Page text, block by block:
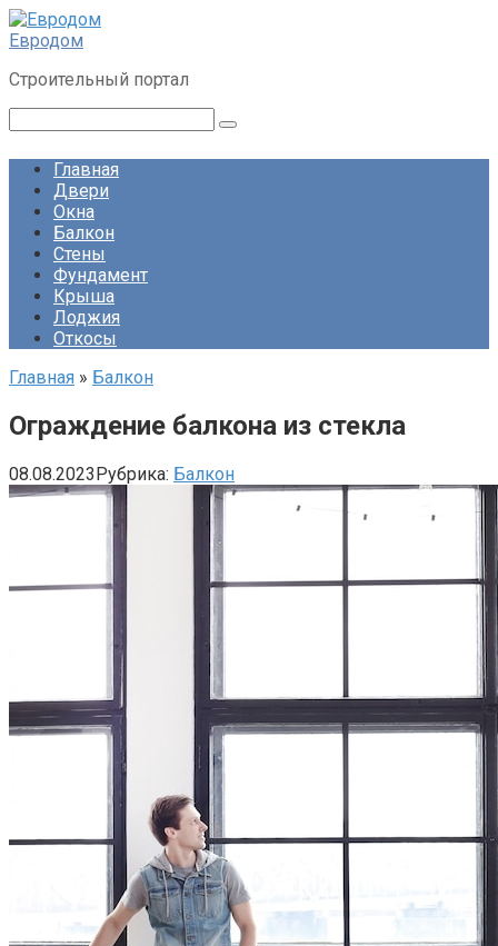
Перейти
к
Евродом
Строительный портал
Главная
Двери
Окна
Балкон
Стены
Фундамент
Крыша
Лоджия
Откосы
Главная » Балкон
Ограждение балкона из стекла
08.08.2023Рубрика: Балкон